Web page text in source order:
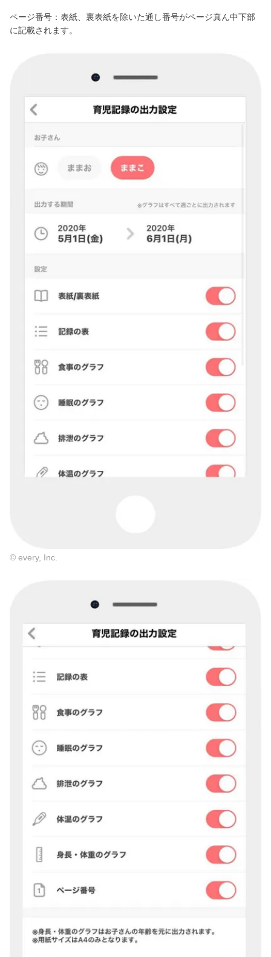
ページ番号：表紙、裏表紙を除いた通し番号がページ真ん中下部
に記載されます。
© every, Inc.